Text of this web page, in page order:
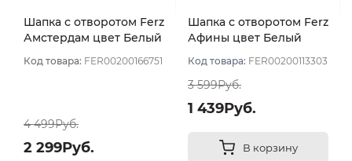
Шапка с отворотом Ferz
Амстердам цвет Белый
Код товара: FER00200166751
4 499Руб.
2 299Руб.
Шапка с отворотом Ferz
Афины цвет Белый
Код товара: FER00200113303
3 599Руб.
1 439Руб.
В корзину